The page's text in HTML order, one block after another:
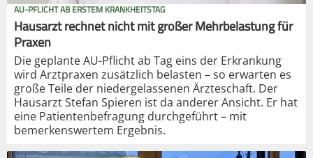
AU-PFLICHT AB ERSTEM KRANKHEITSTAG
Hausarzt rechnet nicht mit großer Mehrbelastung für
Praxen
Die geplante AU-Pflicht ab Tag eins der Erkrankung
wird Arztpraxen zusätzlich belasten – so erwarten es
große Teile der niedergelassenen Ärzteschaft. Der
Hausarzt Stefan Spieren ist da anderer Ansicht. Er hat
eine Patientenbefragung durchgeführt – mit
bemerkenswertem Ergebnis.